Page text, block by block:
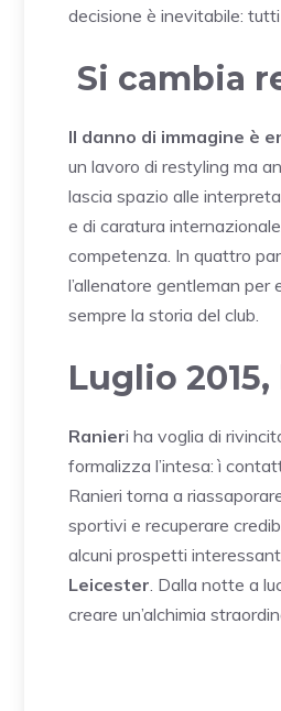
decisione è inevitabile:
Si cambia
Il danno di immagine è
un lavoro di restyling ma
lascia spazio alle
e di caratura
competenza. In quattro
l’allenatore gentleman per
sempre la storia del club.
Luglio
Ranieri ha voglia di
formalizza l’intesa: ì
Ranieri torna a
sportivi e recuperare
alcuni prospetti
Leicester . Dalla notte a
creare un’alchimia